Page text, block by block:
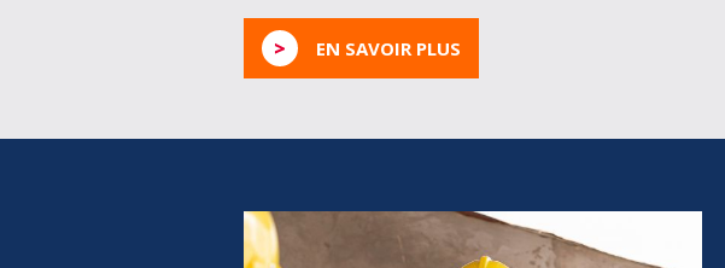
> EN SAVOIR PLUS